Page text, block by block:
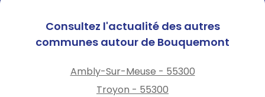
Consultez l'actualité des autres
communes autour de Bouquemont
Ambly-Sur-Meuse - 55300
Troyon - 55300